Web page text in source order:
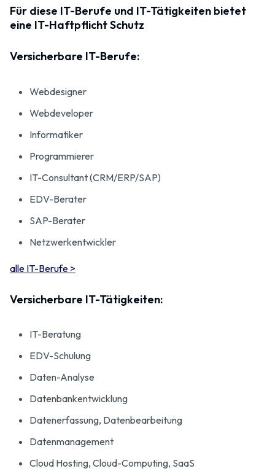
Für diese IT-Berufe und IT-Tätigkeiten bietet
eine IT-Haftpflicht Schutz
Versicherbare IT-Berufe:
Webdesigner
Webdeveloper
Informatiker
Programmierer
IT-Consultant (CRM/ERP/SAP)
EDV-Berater
SAP-Berater
Netzwerkentwickler
alle IT-Berufe >
Versicherbare IT-Tätigkeiten:
IT-Beratung
EDV-Schulung
Daten-Analyse
Datenbankentwicklung
Datenerfassung, Datenbearbeitung
Datenmanagement
Cloud Hosting, Cloud-Computing, SaaS